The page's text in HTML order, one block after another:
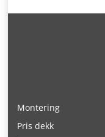
Montering
Pris dekk